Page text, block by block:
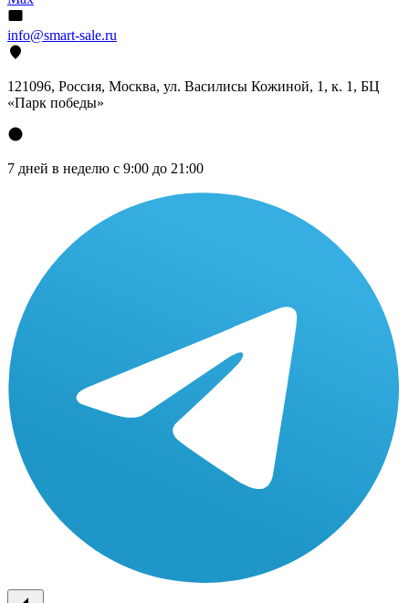
info@smart-sale.ru
121096, Россия, Москва, ул. Василисы Кожиной, 1, к. 1, БЦ
«Парк победы»
7 дней в неделю с 9:00 до 21:00